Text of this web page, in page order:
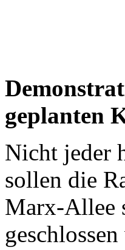
geplanten
Nicht jeder
sollen die
Marx-Allee